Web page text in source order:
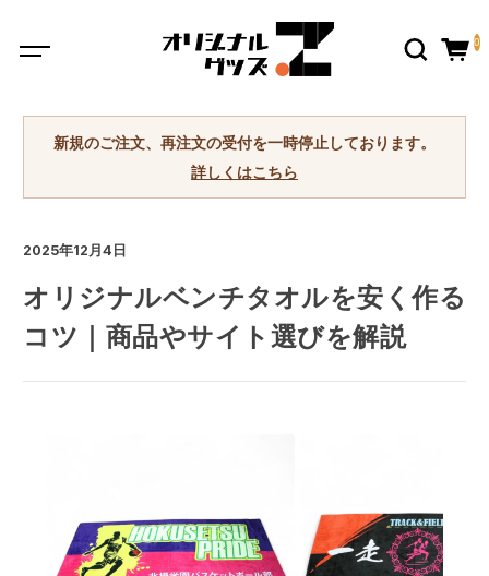
0
新規のご注文、再注文の受付を一時停止しております。
詳しくはこちら
2025年12月4日
オリジナルベンチタオルを安く作る
コツ｜商品やサイト選びを解説